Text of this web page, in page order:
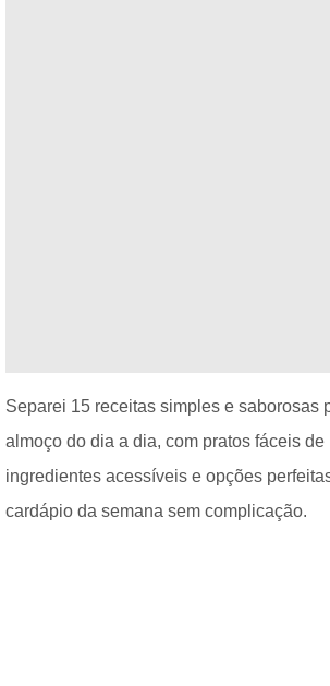
Separei 15 receitas simples e saborosas
almoço do dia a dia, com pratos fáceis de
ingredientes acessíveis e opções
cardápio da semana sem complicação.